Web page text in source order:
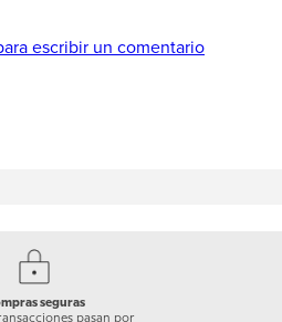
escribir un comentario
seguras
pasan por